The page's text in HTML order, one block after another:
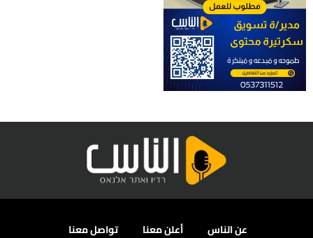
عن الناس أعلن معنا تواصل معنا